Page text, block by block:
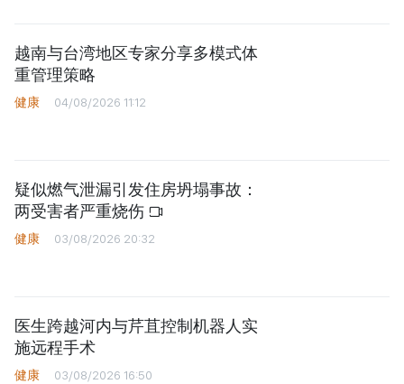
越南与台湾地区专家分享多模式体
重管理策略
健康 04/08/2026 11:12
疑似燃气泄漏引发住房坍塌事故：
两受害者严重烧伤
健康 03/08/2026 20:32
医生跨越河内与芹苴控制机器人实
施远程手术
健康 03/08/2026 16:50